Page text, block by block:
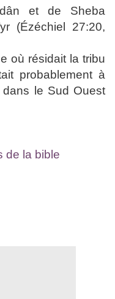
et de Sheba
(Ézéchiel 27:20,
où résidait la tribu
probablement à
dans le Sud Ouest
de la bible